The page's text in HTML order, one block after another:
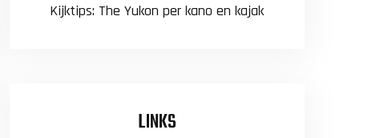
Kijktips: The Yukon per kano en kajak
LINKS